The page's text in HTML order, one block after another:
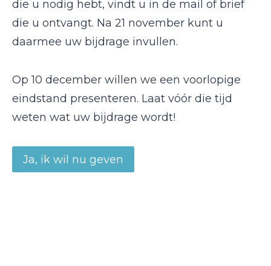
die u nodig hebt, vindt u in de mail of brief
die u ontvangt. Na 21 november kunt u
daarmee uw bijdrage invullen.
Op 10 december willen we een voorlopige
eindstand presenteren. Laat vóór die tijd
weten wat uw bijdrage wordt!
Ja, ik wil nu geven